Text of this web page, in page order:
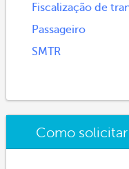
Fiscalização de
Passageiro
SMTR
Como solicitar